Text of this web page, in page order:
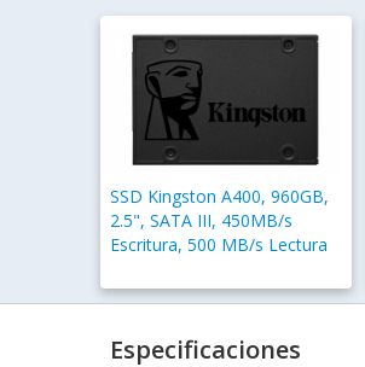
SSD Kingston A400, 960GB,
2.5", SATA III, 450MB/s
Escritura, 500 MB/s Lectura
Especificaciones